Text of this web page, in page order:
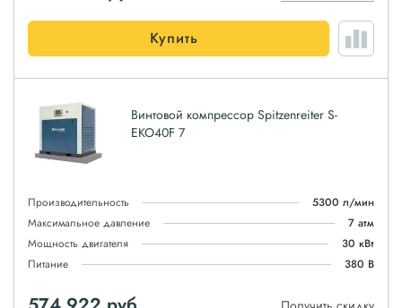
Купить
Винтовой компрессор Spitzenreiter S-
EKO40F 7
Производительность
5300 л/мин
Максимальное давление
7 атм
Мощность двигателя
30 кВт
Питание
380 В